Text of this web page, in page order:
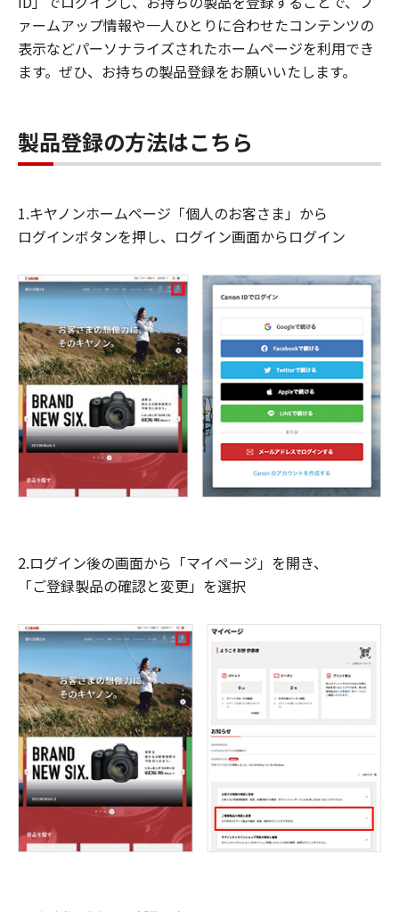
ァームアップ情報や一人ひとりに合わせたコンテンツの
表示などパーソナライズされたホームページを利用でき
ます。ぜひ、お持ちの製品登録をお願いいたします。
製品登録の方法はこちら
1.キヤノンホームページ「個人のお客さま」から
ログインボタンを押し、ログイン画面からログイン
2.ログイン後の画面から「マイページ」を開き、
「ご登録製品の確認と変更」を選択